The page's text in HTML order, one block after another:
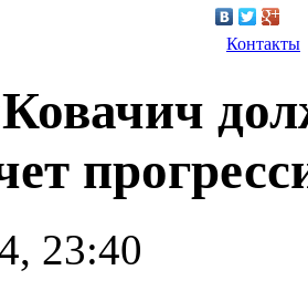
Контакты
23:40